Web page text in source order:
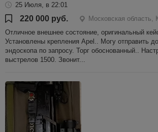
25 Июля, в 22:01
220 000 руб.
Московская область,
Отличное внешнее состояние, оригинальный
Установлены крепления Apel.. Могу отправить
эндоскопа по запросу. Торг обоснованный..
выстрелов 1500. Звонит...